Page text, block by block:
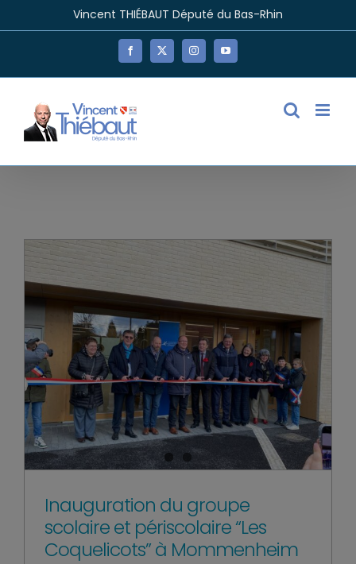
Vincent THIÉBAUT Député du Bas-Rhin
Facebook
X InstagramYouTube
Inauguration du groupe
scolaire et périscolaire “Les
Coquelicots” à Mommenheim